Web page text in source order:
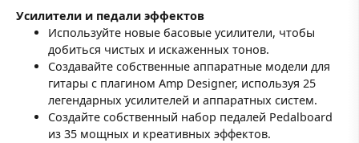
Усилители и педали эффектов
Используйте новые басовые усилители, чтобы
добиться чистых и искаженных тонов.
Создавайте собственные аппаратные модели для
гитары с плагином Amp Designer, используя 25
легендарных усилителей и аппаратных систем.
Создайте собственный набор педалей Pedalboard
из 35 мощных и креативных эффектов.